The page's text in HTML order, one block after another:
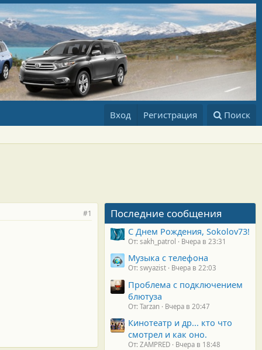
Вход Регистрация Поиск
#1 Последние сообщения
С Днем Рождения, Sokolov73!
От: sakh_patrol Вчера в 23:31
Музыка с телефона
От: swyazist Вчера в 22:03
Проблема с подключением
блютуза
От: Tarzan Вчера в 20:47
Кинотеатр и др... кто что
смотрел и как оно.
От: ZAMPRED Вчера в 18:48